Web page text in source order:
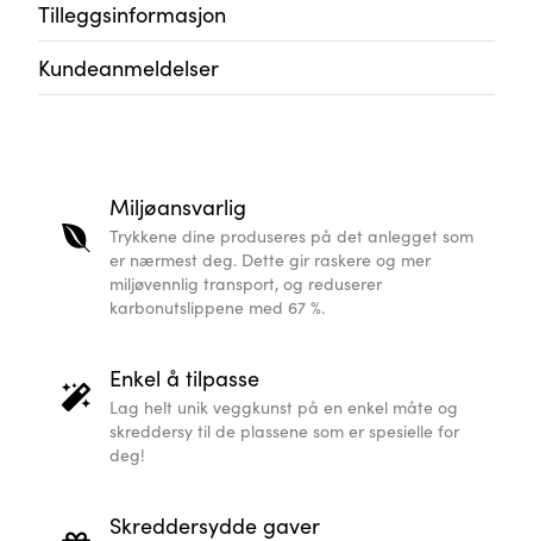
Tilleggsinformasjon
Kundeanmeldelser
Miljøansvarlig
Trykkene dine produseres på det anlegget som
er nærmest deg. Dette gir raskere og mer
miljøvennlig transport, og reduserer
karbonutslippene med 67 %.
Enkel å tilpasse
Lag helt unik veggkunst på en enkel måte og
skreddersy til de plassene som er spesielle for
deg!
Skreddersydde gaver